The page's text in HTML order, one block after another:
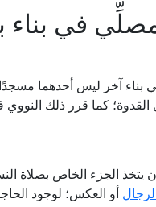
في
بناء آخر ليس أحدهما
كما قرر ذلك
يتخذ الجزء الخاص بصلاة
أو العكس؛ لوجود